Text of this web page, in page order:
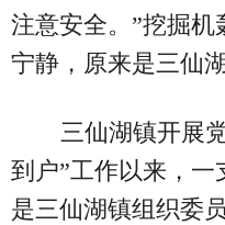
注意安全。”挖掘
宁静，原来是三仙
三仙湖镇开展
到户”工作以来，一
是三仙湖镇组织委